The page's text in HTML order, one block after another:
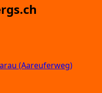
(Aareuferweg)